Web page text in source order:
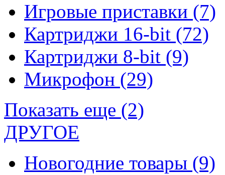
Игровые приставки (7)
Картриджи 16-bit (72)
Картриджи 8-bit (9)
Микрофон (29)
Показать еще (2)
ДРУГОЕ
Новогодние товары (9)